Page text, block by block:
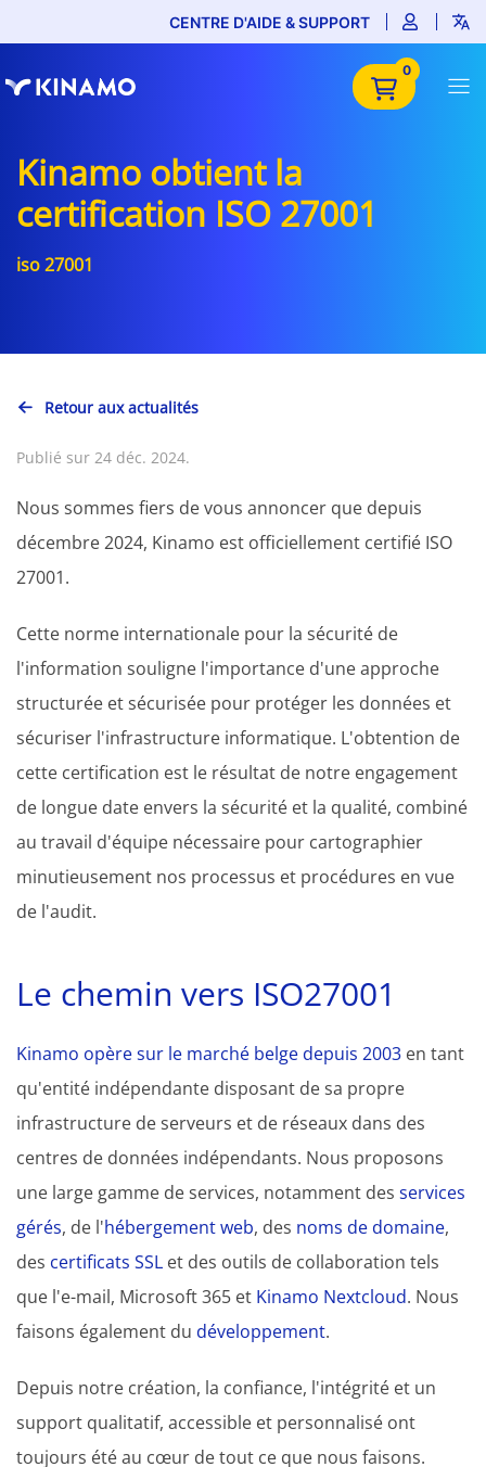
CENTRE D'AIDE & SUPPORT
0
Kinamo obtient la
certification ISO 27001
iso 27001
Retour aux actualités
Publié sur 24 déc. 2024.
Nous sommes fiers de vous annoncer que depuis
décembre 2024, Kinamo est officiellement certifié ISO
27001.
Cette norme internationale pour la sécurité de
l'information souligne l'importance d'une approche
structurée et sécurisée pour protéger les données et
sécuriser l'infrastructure informatique. L'obtention de
cette certification est le résultat de notre engagement
de longue date envers la sécurité et la qualité, combiné
au travail d'équipe nécessaire pour cartographier
minutieusement nos processus et procédures en vue
de l'audit.
Le chemin vers ISO27001
Kinamo opère sur le marché belge depuis 2003 en tant
qu'entité indépendante disposant de sa propre
infrastructure de serveurs et de réseaux dans des
centres de données indépendants. Nous proposons
une large gamme de services, notamment des services
gérés, de l'hébergement web, des noms de domaine,
des certificats SSL et des outils de collaboration tels
que l'e-mail, Microsoft 365 et Kinamo Nextcloud. Nous
faisons également du développement.
Depuis notre création, la confiance, l'intégrité et un
support qualitatif, accessible et personnalisé ont
toujours été au cœur de tout ce que nous faisons.